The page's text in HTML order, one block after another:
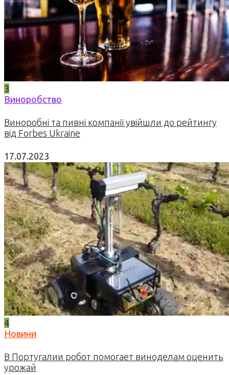
3
Виноробство
Виноробні та пивні компанії увійшли до рейтингу
від Forbes Ukraine
17.07.2023
4
Новини
В Португалии робот помогает виноделам оценить
урожай